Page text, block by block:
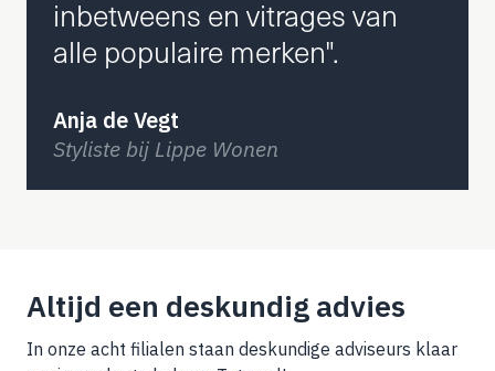
inbetweens en vitrages van
alle populaire merken".
Anja de Vegt
Styliste bij Lippe Wonen
Altijd een deskundig advies
In onze acht filialen staan deskundige adviseurs klaar